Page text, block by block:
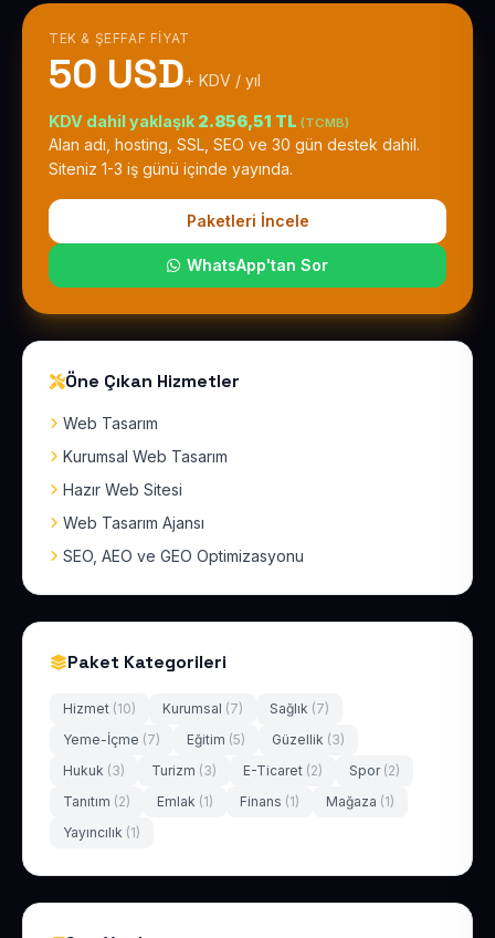
TEK & ŞEFFAF FIYAT
50 USD+ KDV / yıl
KDV dahil yaklaşık 2.856,51 TL (TCMB)
Alan adı, hosting, SSL, SEO ve 30 gün destek dahil.
Siteniz 1-3 iş günü içinde yayında.
Paketleri İncele
WhatsApp'tan Sor
Öne Çıkan Hizmetler
Web Tasarım
Kurumsal Web Tasarım
Hazır Web Sitesi
Web Tasarım Ajansı
SEO, AEO ve GEO Optimizasyonu
Paket Kategorileri
Hizmet (10) Kurumsal (7) Sağlık (7)
Yeme-İçme (7) Eğitim (5) Güzellik (3)
Hukuk (3) Turizm (3) E-Ticaret (2) Spor (2)
Tanıtım (2) Emlak (1) Finans (1) Mağaza (1)
Yayıncılık (1)